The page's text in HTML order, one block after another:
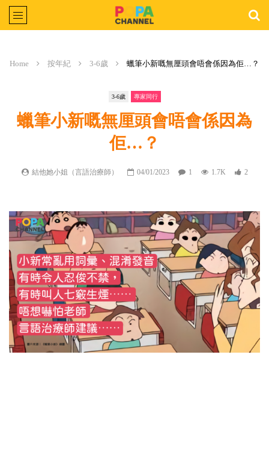
Home 按年紀 3-6歲 蠟筆小新嘅無厘頭會唔會係因為佢…？
3-6歲 專家同行
蠟筆小新嘅無厘頭會唔會係因為
佢…？
結他她小姐（言語治療師） 04/01/2023 1 1.7K 2